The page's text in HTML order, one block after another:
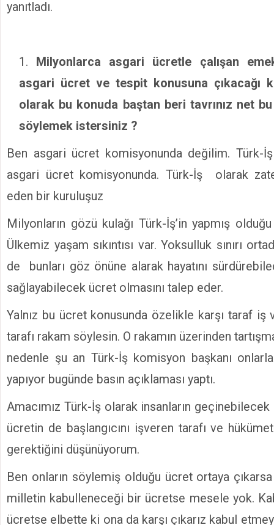
yanıtladı.
Milyonlarca asgari ücretle çalışan
asgari ücret ve tespit konusuna çıkacağı
olarak bu konuda baştan beri tavrınız net
söylemek istersiniz ?
Ben asgari ücret komisyonunda değilim. Türk-
asgari ücret komisyonunda. Türk-İş olarak
eden bir kuruluşuz
Milyonların gözü kulağı Türk-İş’in yapmış
Ülkemiz yaşam sıkıntısı var. Yoksulluk sınırı
de bunları göz önüne alarak hayatını
sağlayabilecek ücret olmasını talep eder.
Yalnız bu ücret konusunda özelikle karşı taraf iş
tarafı rakam söylesin. O rakamın üzerinden
nedenle şu an Türk-İş komisyon başkanı
yapıyor bugünde basın açıklaması yaptı.
Amacımız Türk-İş olarak insanların
ücretin de başlangıcını işveren tarafı ve
gerektiğini düşünüyorum.
Ben onların söylemiş olduğu ücret ortaya
milletin kabulleneceği bir ücretse mesele yok.
ücretse elbette ki ona da karşı çıkarız kabul